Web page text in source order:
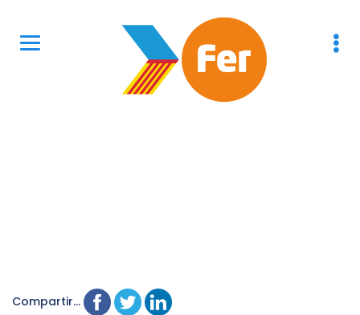
Compartir...